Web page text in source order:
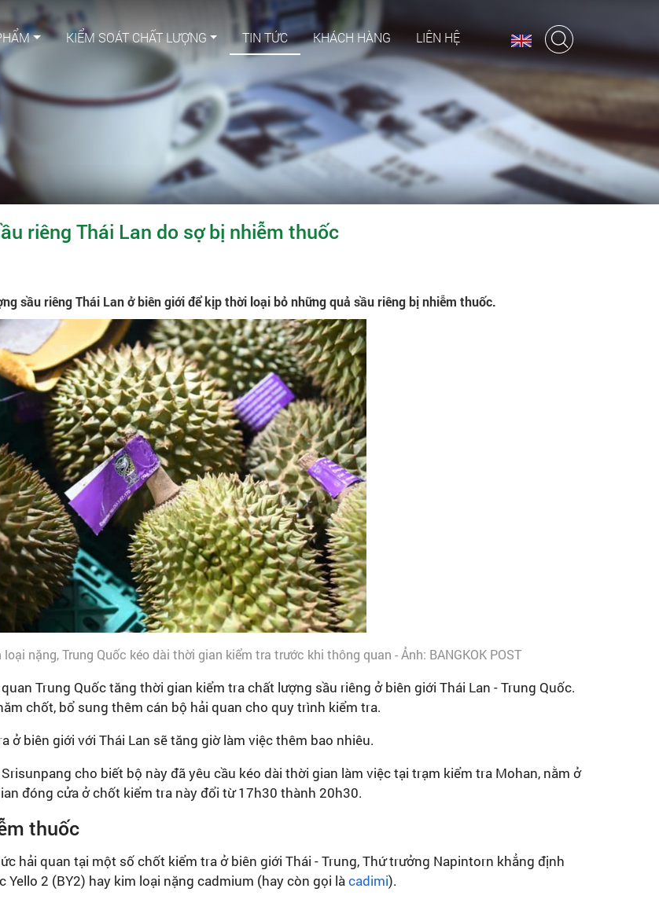
KIỂM SOÁT CHẤT LƯỢNG TIN TỨC KHÁCH HÀNG LIÊN HỆ
riêng Thái Lan do sợ bị nhiễm thuốc
sầu riêng Thái Lan ở biên giới để kịp thời loại bỏ những quả sầu riêng bị nhiễm thuốc.
nặng, Trung Quốc kéo dài thời gian kiểm tra trước khi thông quan - Ảnh: BANGKOK POST
Trung Quốc tăng thời gian kiểm tra chất lượng sầu riêng ở biên giới Thái Lan - Trung Quốc.
chốt, bổ sung thêm cán bộ hải quan cho quy trình kiểm tra.
ở biên giới với Thái Lan sẽ tăng giờ làm việc thêm bao nhiêu.
cho biết bộ này đã yêu cầu kéo dài thời gian làm việc tại trạm kiểm tra Mohan, nằm ở
đóng cửa ở chốt kiểm tra này đổi từ 17h30 thành 20h30.
thuốc
hải quan tại một số chốt kiểm tra ở biên giới Thái - Trung, Thứ trưởng Napintorn khẳng định
2 (BY2) hay kim loại nặng cadmium (hay còn gọi làcadimi).